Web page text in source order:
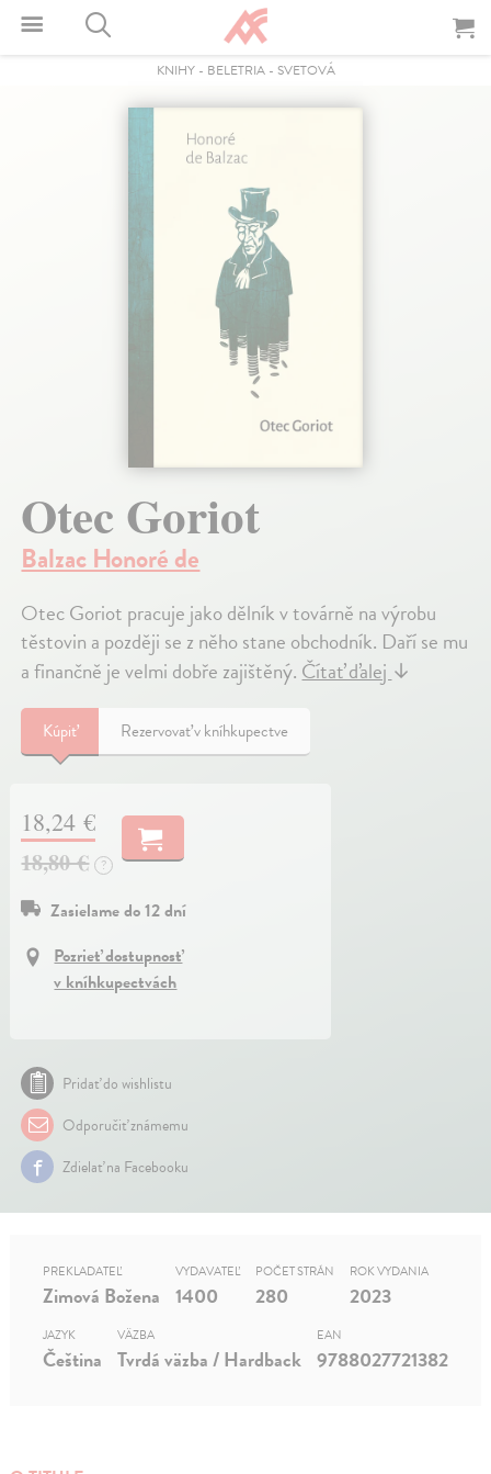
KNIHY- BELETRIA- SVETOVÁ
Otec Goriot
Balzac Honoré de
Otec Goriot pracuje jako dělník v továrně na výrobu
těstovin a později se z něho stane obchodník. Daří se mu
a finančně je velmi dobře zajištěný.Čítať ďalej↓
Kúpiť Rezervovať v kníhkupectve
18,24 €
18,80 €
?
Zasielame do 12 dní
Pozrieť dostupnosť
v kníhkupectvách
Pridať do wishlistu
Odporučiť známemu
Zdielať na Facebooku
PREKLADATEĽ
Zimová Božena
VYDAVATEĽ
1400
POČET STRÁN
280
ROK VYDANIA
2023
JAZYK
Čeština
VÄZBA
Tvrdá väzba / Hardback
EAN
9788027721382